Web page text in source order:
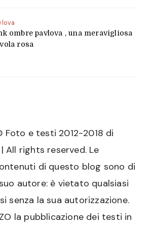
ombre pavlova , una meravigliosa
rosa
Foto e testi 2012-2018 di
All rights reserved. Le
di questo blog sono di
autore: è vietato qualsiasi
senza la sua autorizzazione.
la pubblicazione dei testi in